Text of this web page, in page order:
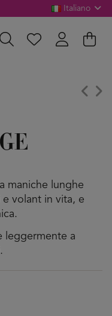
Italiano
maniche lunghe
volant in vita, e
leggermente a